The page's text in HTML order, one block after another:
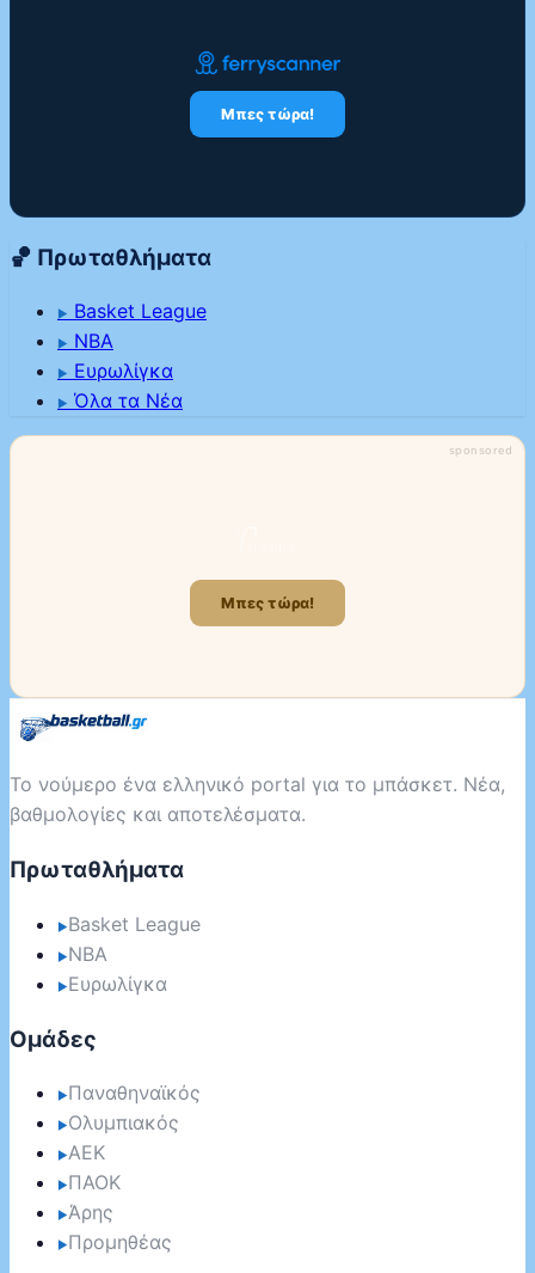
Μπες τώρα!
🏀 Πρωταθλήματα
▶ Basket League
▶ NBA
▶ Ευρωλίγκα
▶ Όλα τα Νέα
Μπες τώρα!
sponsored
Το νούμερο ένα ελληνικό portal για το μπάσκετ. Νέα,
βαθμολογίες και αποτελέσματα.
Πρωταθλήματα
▶Basket League
▶NBA
▶Ευρωλίγκα
Ομάδες
▶Παναθηναϊκός
▶Ολυμπιακός
▶ΑΕΚ
▶ΠΑΟΚ
▶Άρης
▶Προμηθέας